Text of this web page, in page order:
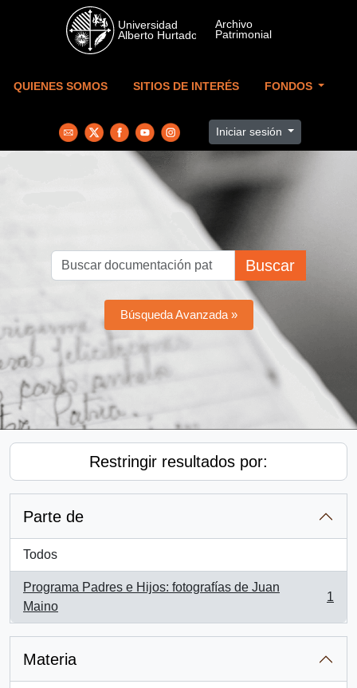
Skip to main content
QUIENES SOMOS SITIOS DE INTERÉS FONDOS
Iniciar sesión
Buscar
Búsqueda Avanzada »
Restringir resultados por:
Parte de
Todos
Programa Padres e Hijos: fotografías de Juan
Maino
, 1 resultados
1
Materia